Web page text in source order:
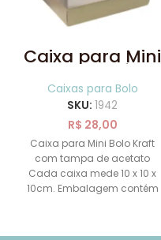
Caixa para Mini
Bolo Kraft
10x10x10 com 10
un
Caixas para Bolo
SKU: 1942
R$ 28,00
Caixa para Mini Bolo Kraft
com tampa de acetato
Cada caixa mede 10 x 10 x
10cm. Embalagem contém